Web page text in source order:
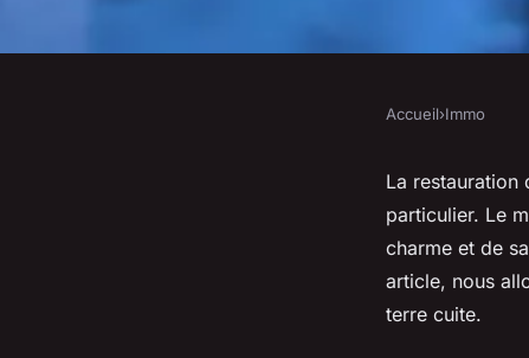
Quelles sont les
pour la
Accueil›Immo
La restauration
particulier. Le
charme et de
article, nous
terre cuite.